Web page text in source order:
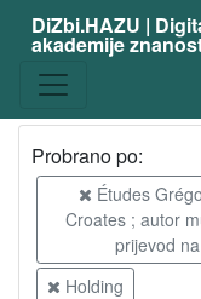
DiZbi.HAZU |
akademije
Probrano po:
Études
Croates ; autor
prijevod
Holding